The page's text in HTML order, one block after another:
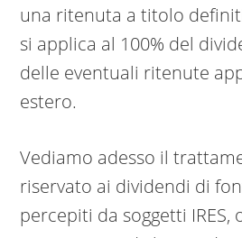
una ritenuta a titolo
si applica al 100% del
delle eventuali ritenute
estero.
Vediamo adesso il
riservato ai dividendi di
percepiti da soggetti IRES,